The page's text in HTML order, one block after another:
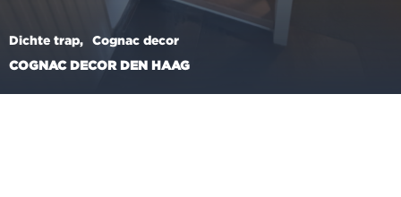
Dichte trap
Cognac decor
COGNAC DECOR DEN HAAG